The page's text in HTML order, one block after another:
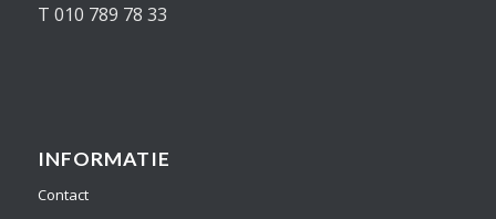
T 010 789 78 33
INFORMATIE
Contact